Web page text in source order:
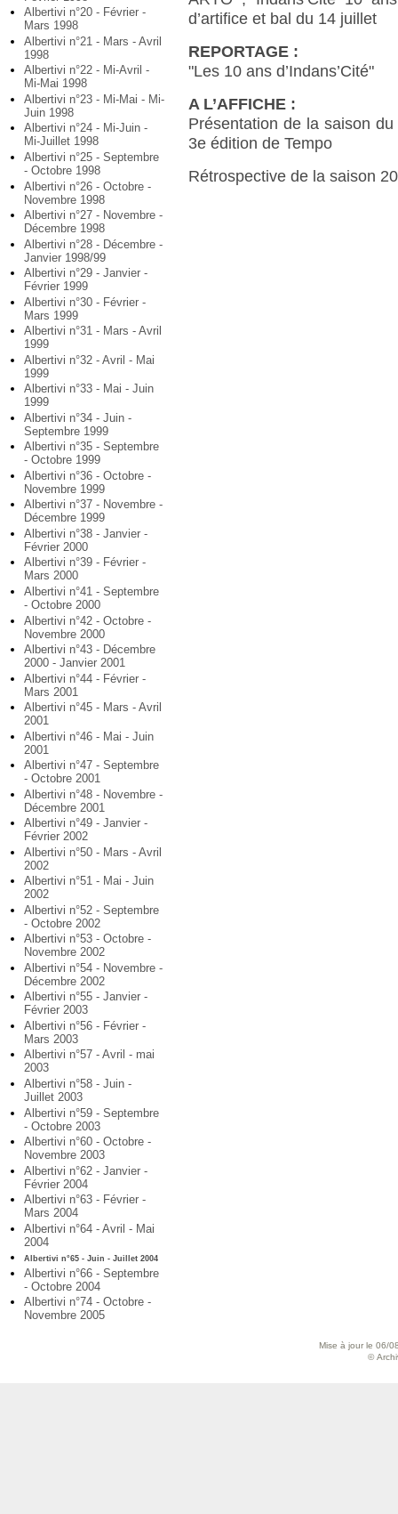
Albertivi n°20 - Février -
Mars 1998
Albertivi n°21 - Mars - Avril
1998
Albertivi n°22 - Mi-Avril -
Mi-Mai 1998
Albertivi n°23 - Mi-Mai - Mi-
Juin 1998
Albertivi n°24 - Mi-Juin -
Mi-Juillet 1998
Albertivi n°25 - Septembre
- Octobre 1998
Albertivi n°26 - Octobre -
Novembre 1998
Albertivi n°27 - Novembre -
Décembre 1998
Albertivi n°28 - Décembre -
Janvier 1998/99
Albertivi n°29 - Janvier -
Février 1999
Albertivi n°30 - Février -
Mars 1999
Albertivi n°31 - Mars - Avril
1999
Albertivi n°32 - Avril - Mai
1999
Albertivi n°33 - Mai - Juin
1999
Albertivi n°34 - Juin -
Septembre 1999
Albertivi n°35 - Septembre
- Octobre 1999
Albertivi n°36 - Octobre -
Novembre 1999
Albertivi n°37 - Novembre -
Décembre 1999
Albertivi n°38 - Janvier -
Février 2000
Albertivi n°39 - Février -
Mars 2000
Albertivi n°41 - Septembre
- Octobre 2000
Albertivi n°42 - Octobre -
Novembre 2000
Albertivi n°43 - Décembre
2000 - Janvier 2001
Albertivi n°44 - Février -
Mars 2001
Albertivi n°45 - Mars - Avril
2001
Albertivi n°46 - Mai - Juin
2001
Albertivi n°47 - Septembre
- Octobre 2001
Albertivi n°48 - Novembre -
Décembre 2001
Albertivi n°49 - Janvier -
Février 2002
Albertivi n°50 - Mars - Avril
2002
Albertivi n°51 - Mai - Juin
2002
Albertivi n°52 - Septembre
- Octobre 2002
Albertivi n°53 - Octobre -
Novembre 2002
Albertivi n°54 - Novembre -
Décembre 2002
Albertivi n°55 - Janvier -
Février 2003
Albertivi n°56 - Février -
Mars 2003
Albertivi n°57 - Avril - mai
2003
Albertivi n°58 - Juin -
Juillet 2003
Albertivi n°59 - Septembre
- Octobre 2003
Albertivi n°60 - Octobre -
Novembre 2003
Albertivi n°62 - Janvier -
Février 2004
Albertivi n°63 - Février -
Mars 2004
Albertivi n°64 - Avril - Mai
2004
Albertivi n°65 - Juin - Juillet 2004
Albertivi n°66 - Septembre
- Octobre 2004
Albertivi n°74 - Octobre -
Novembre 2005
d’artifice et bal du 14 juillet
REPORTAGE :
"Les 10 ans d’Indans’Cité"
A L’AFFICHE :
Présentation de la saison
3e édition de Tempo
Rétrospective de la saison
Mise à jour le 06/
©